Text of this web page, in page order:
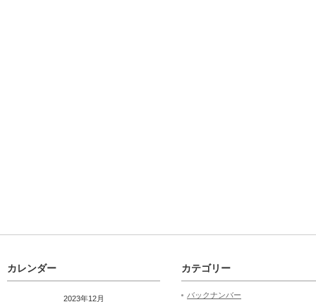
カレンダー
2023年12月
カテゴリー
バックナンバー